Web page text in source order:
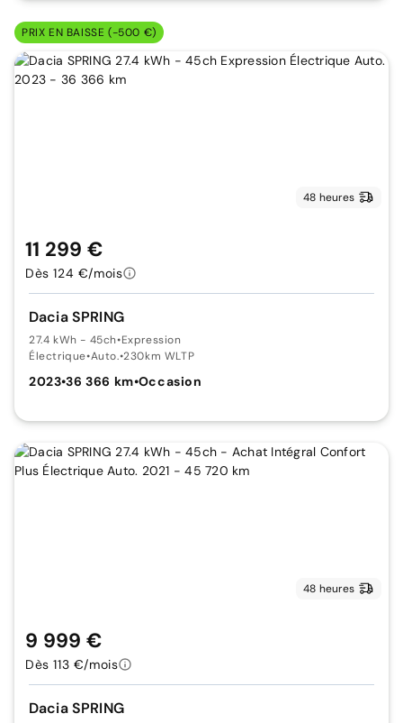
PRIX EN BAISSE (-500 €)
48 heures
Dacia SPRING
27.4 kWh - 45ch•Expression
Électrique•Auto.•230km WLTP
2023•36 366 km•Occasion
11 299 €
Dès 124 €/mois
48 heures
Dacia SPRING
9 999 €
Dès 113 €/mois